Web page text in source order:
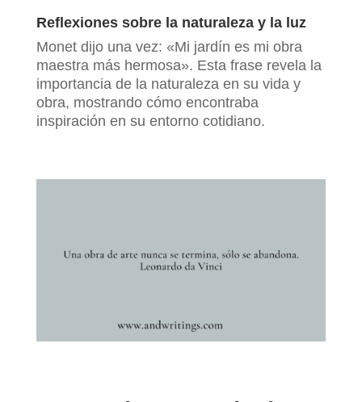
Reflexiones sobre la naturaleza y la luz
Monet dijo una vez: «Mi jardín es mi obra
maestra más hermosa». Esta frase revela la
importancia de la naturaleza en su vida y
obra, mostrando cómo encontraba
inspiración en su entorno cotidiano.